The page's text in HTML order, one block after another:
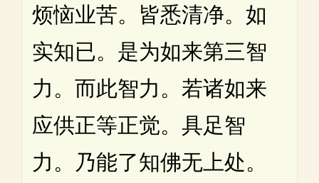
烦恼业苦。皆悉清净。如
实知已。是为如来第三智
力。而此智力。若诸如来
应供正等正觉。具足智
力。乃能了知佛无上处。